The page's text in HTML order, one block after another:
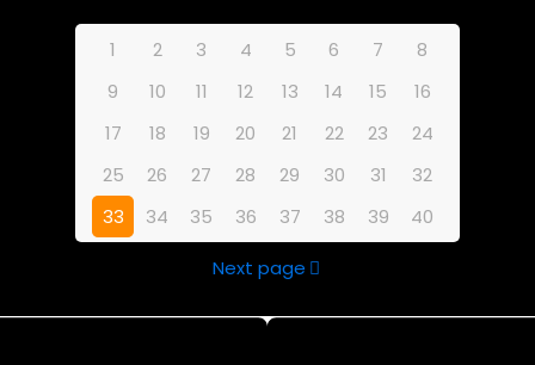
1 2 3 4 5 6 7
8
9
10 11 12 13 14 15
16
17
18 19 20 21 22 23
24
25
26 27 28 29 30 31
32
33
34 35 36 37 38 39 40
Next page